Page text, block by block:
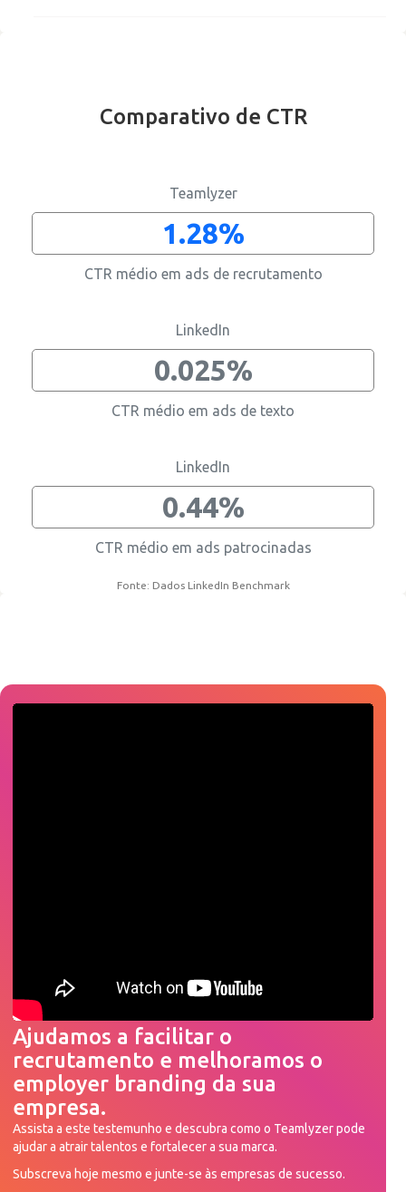
Recrutamento
Gestão de página
Reviews
Apenas direitos de reposta
Cultura
Business intelligence
Comunicação
Comparativo de CTR
Teamlyzer
1.28%
CTR médio em ads de recrutamento
LinkedIn
0.025%
CTR médio em ads de texto
LinkedIn
0.44%
CTR médio em ads patrocinadas
Fonte: Dados LinkedIn Benchmark
Ajudamos a facilitar o
recrutamento e melhoramos o
employer branding da sua
empresa.
Assista a este testemunho e descubra como o Teamlyzer pode
ajudar a atrair talentos e fortalecer a sua marca.
Subscreva hoje mesmo e junte-se às empresas de sucesso.